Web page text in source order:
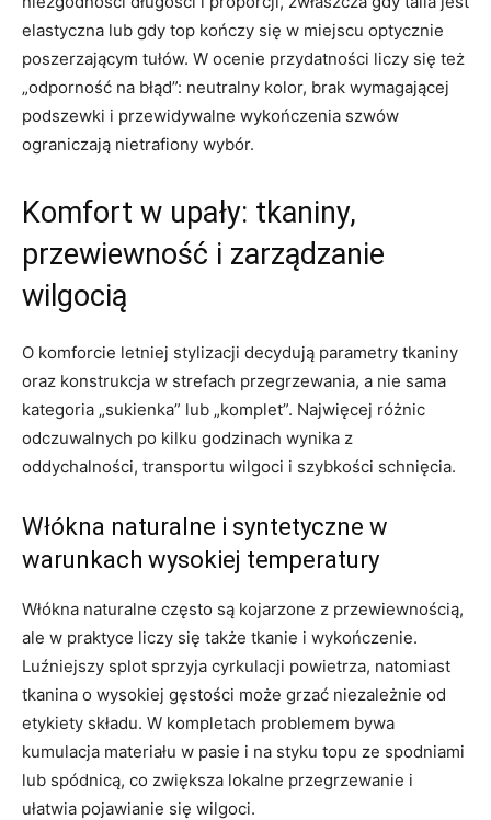
elastyczna lub gdy top kończy się w miejscu optycznie
poszerzającym tułów. W ocenie przydatności liczy się też
„odporność na błąd”: neutralny kolor, brak wymagającej
podszewki i przewidywalne wykończenia szwów
ograniczają nietrafiony wybór.
Komfort w upały: tkaniny,
przewiewność i zarządzanie
wilgocią
O komforcie letniej stylizacji decydują parametry tkaniny
oraz konstrukcja w strefach przegrzewania, a nie sama
kategoria „sukienka” lub „komplet”. Najwięcej różnic
odczuwalnych po kilku godzinach wynika z
oddychalności, transportu wilgoci i szybkości schnięcia.
Włókna naturalne i syntetyczne w
warunkach wysokiej temperatury
Włókna naturalne często są kojarzone z przewiewnością,
ale w praktyce liczy się także tkanie i wykończenie.
Luźniejszy splot sprzyja cyrkulacji powietrza, natomiast
tkanina o wysokiej gęstości może grzać niezależnie od
etykiety składu. W kompletach problemem bywa
kumulacja materiału w pasie i na styku topu ze spodniami
lub spódnicą, co zwiększa lokalne przegrzewanie i
ułatwia pojawianie się wilgoci.